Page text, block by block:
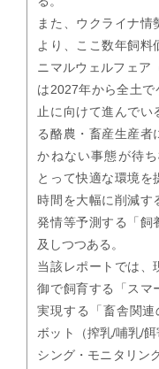
また、ウクライナ情
より、ここ数年飼料
ニマルウェルフェア
は2027年から全土
止に向けて進んでい
る酪農・畜産生産者
かねない事態が待
とって快適な環境を
時間を大幅に削減す
発情等予測する「飼
及しつつある。
当該レポートでは、
御で飼育する「スマ
実現する「畜舎関
ボット（搾乳/哺乳/
シング・モニタリン